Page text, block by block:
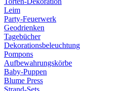
Leim
Party-Feuerwerk
Geodrienken
Tagebücher
Dekorationsbeleuchtung
Pompons
Aufbewahrungskörbe
Baby-Puppen
Blume Press
Strand-Sets